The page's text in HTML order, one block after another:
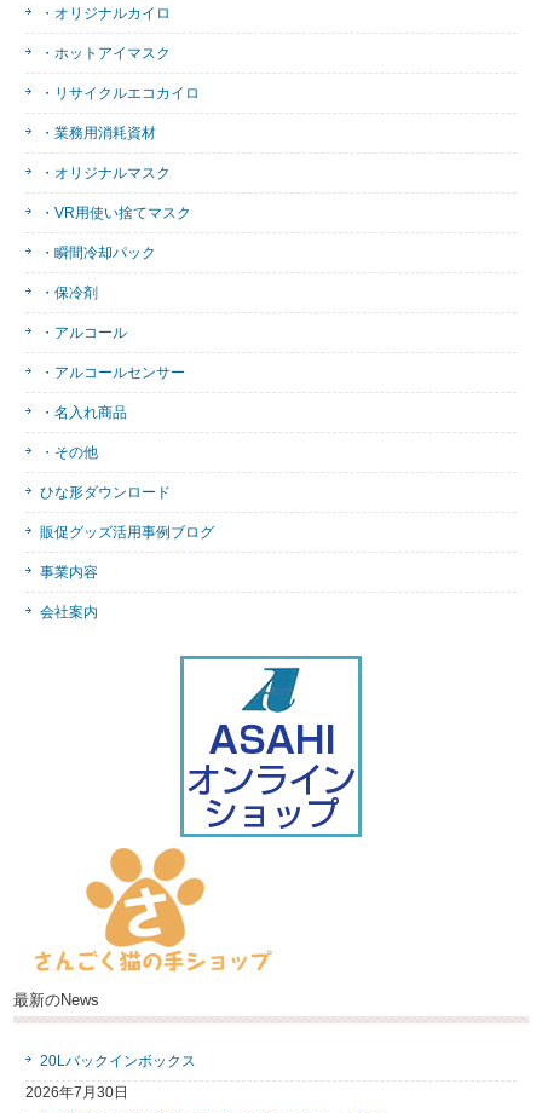
・オリジナルカイロ
・ホットアイマスク
・リサイクルエコカイロ
・業務用消耗資材
・オリジナルマスク
・VR用使い捨てマスク
・瞬間冷却パック
・保冷剤
・アルコール
・アルコールセンサー
・名入れ商品
・その他
ひな形ダウンロード
販促グッズ活用事例ブログ
事業内容
会社案内
最新のNews
20Lバックインボックス
2026年7月30日